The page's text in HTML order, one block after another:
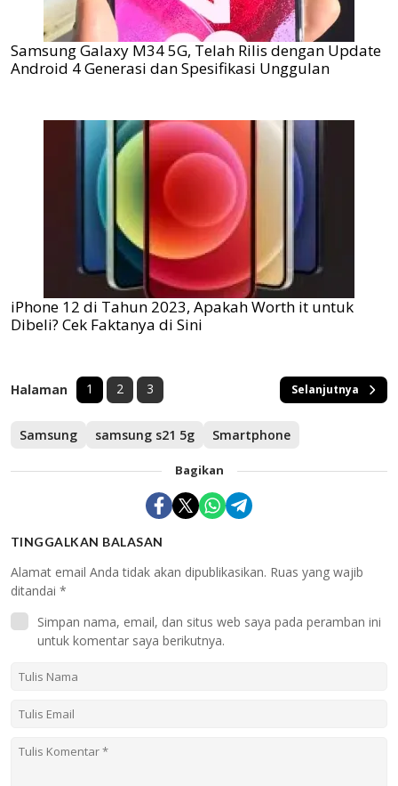
Samsung Galaxy M34 5G, Telah Rilis dengan Update
Android 4 Generasi dan Spesifikasi Unggulan
iPhone 12 di Tahun 2023, Apakah Worth it untuk
Dibeli? Cek Faktanya di Sini
Halaman 1 2 3 Selanjutnya
Samsung samsung s21 5g Smartphone
Bagikan
TINGGALKAN BALASAN
Alamat email Anda tidak akan dipublikasikan. Ruas yang wajib
ditandai *
Simpan nama, email, dan situs web saya pada peramban ini
untuk komentar saya berikutnya.